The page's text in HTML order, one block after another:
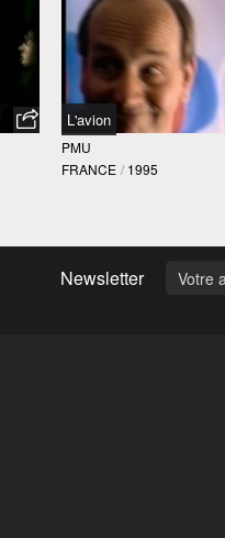
L'avion
PMU
FRANCE / 1995
Newsletter